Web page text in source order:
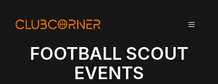
MENU
FOOTBALL SCOUT
EVENTS